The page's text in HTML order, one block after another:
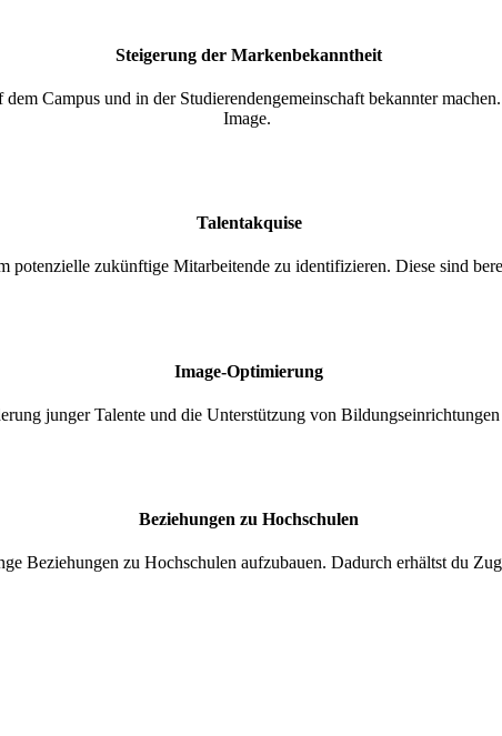
Steigerung der Markenbekanntheit
Campus und in der Studierendengemeinschaft bekannter
Image.
Talentakquise
potenzielle zukünftige Mitarbeitendezu identifizieren. Diese sind
Image-Optimierung
junger Talente und die Unterstützung von
Beziehungen zu Hochschulen
Beziehungen zu Hochschulen aufzubauen. Dadurch erhältst du